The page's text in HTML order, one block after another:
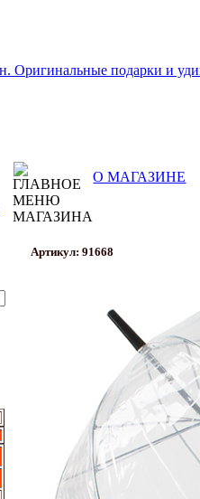
О МАГАЗИНЕ
Артикул: 91668